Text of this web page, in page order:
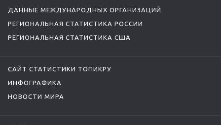
ДАННЫЕ МЕЖДУНАРОДНЫХ ОРГАНИЗАЦИЙ
РЕГИОНАЛЬНАЯ СТАТИСТИКА РОССИИ
РЕГИОНАЛЬНАЯ СТАТИСТИКА США
САЙТ СТАТИСТИКИ ТОПИКРУ
ИНФОГРАФИКА
НОВОСТИ МИРА